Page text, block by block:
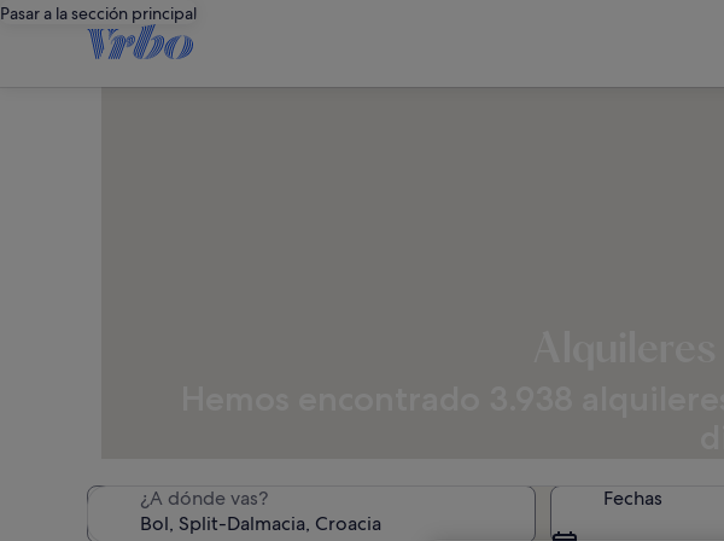
Pasar a la sección principal
¿A dónde vas? Fechas